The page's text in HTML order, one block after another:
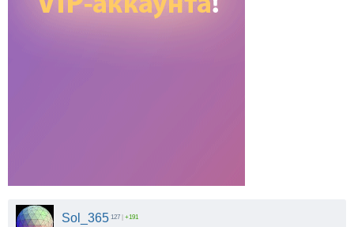
Sol_365 127 +191